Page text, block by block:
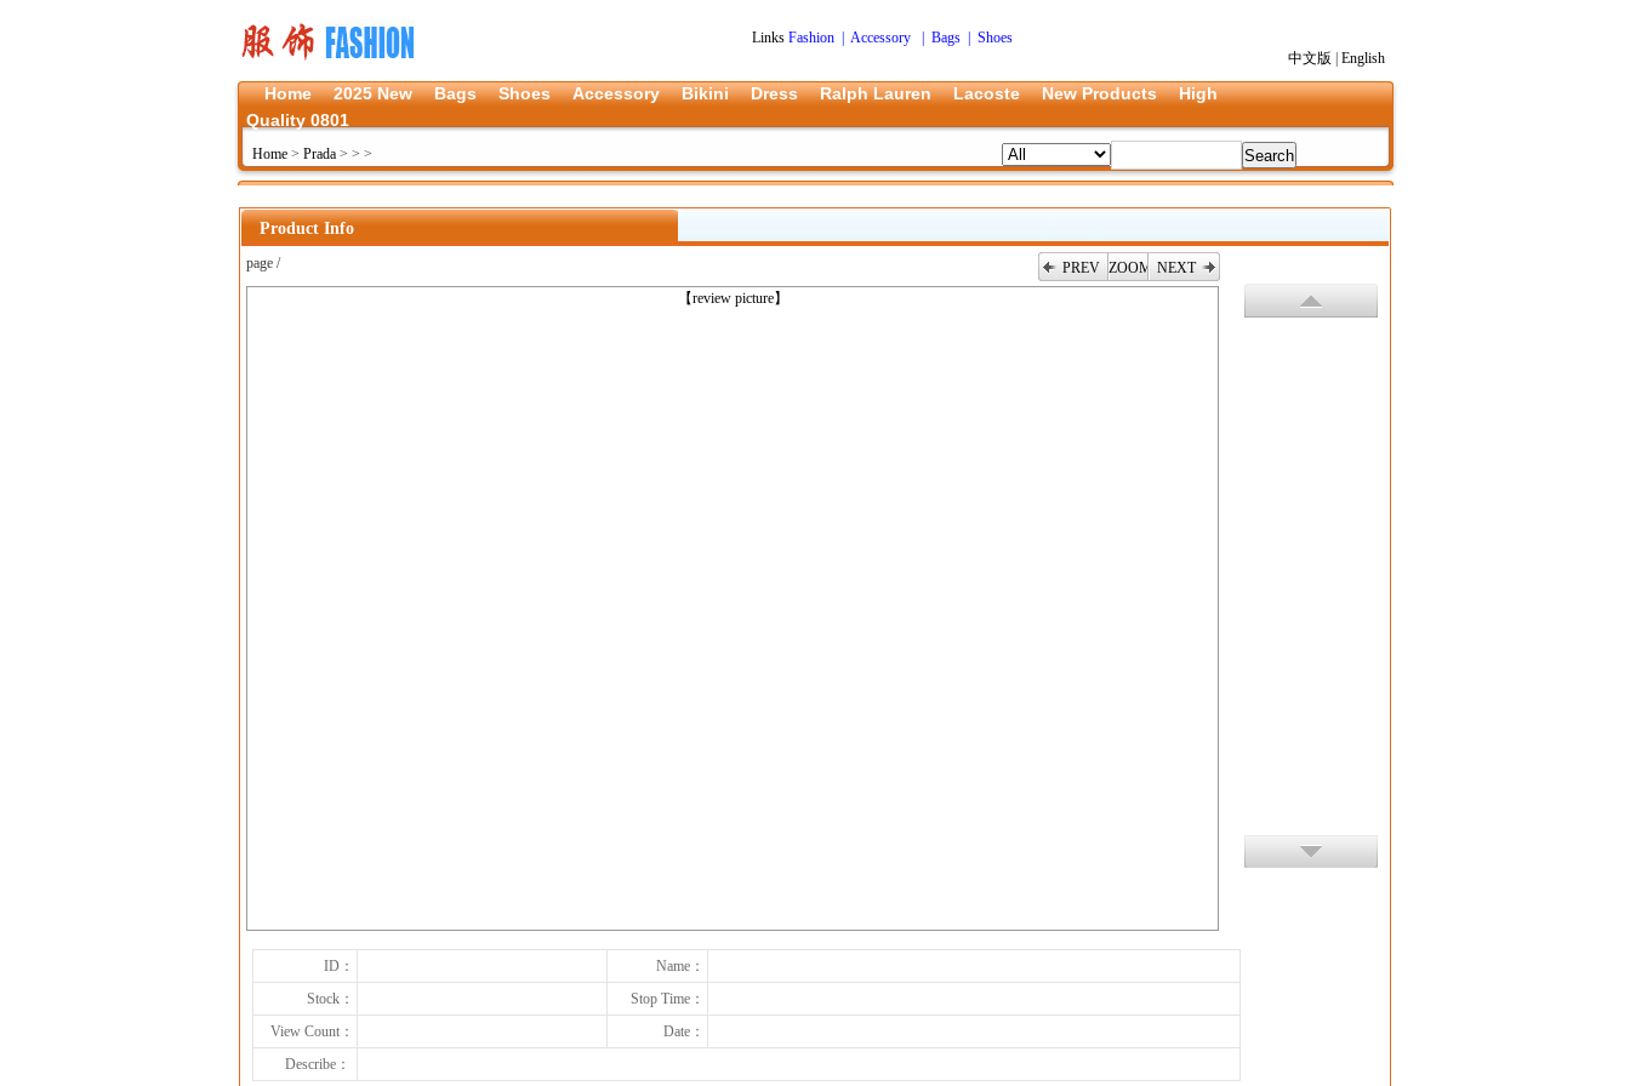
Links Fashion Accessory| Bags| Shoes
中文版
English
Home 2025 New Bags Shoes Accessory Bikini Dress Ralph Lauren Lacoste New Products
High
Quality 0801
Home > Prada > > >
Product Info
page / PREV ZOOM NEXT
【review picture】
上一张
ID：
Name：
Stock：
Stop Time：
View Count：
Date：
Describe：